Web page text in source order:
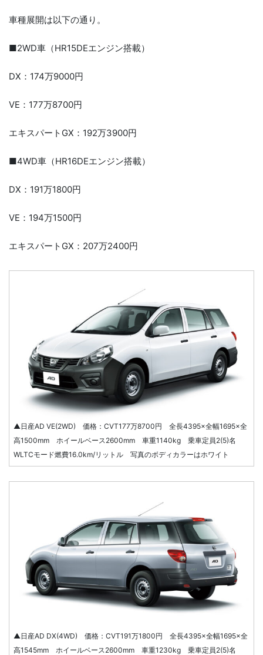
車種展開は以下の通り。
■2WD車（HR15DEエンジン搭載）
DX：174万9000円
VE：177万8700円
エキスパートGX：192万3900円
■4WD車（HR16DEエンジン搭載）
DX：191万1800円
VE：194万1500円
エキスパートGX：207万2400円
▲日産AD VE(2WD) 価格：CVT177万8700円 全長4395×全幅1695×全
高1500mm ホイールベース2600mm 車重1140kg 乗車定員2(5)名
WLTCモード燃費16.0km/リットル 写真のボディカラーはホワイト
▲日産AD DX(4WD) 価格：CVT191万1800円 全長4395×全幅1695×全
高1545mm ホイールベース2600mm 車重1230kg 乗車定員2(5)名